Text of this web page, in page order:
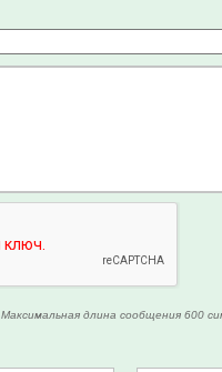
Максимальная длина сообщения 600